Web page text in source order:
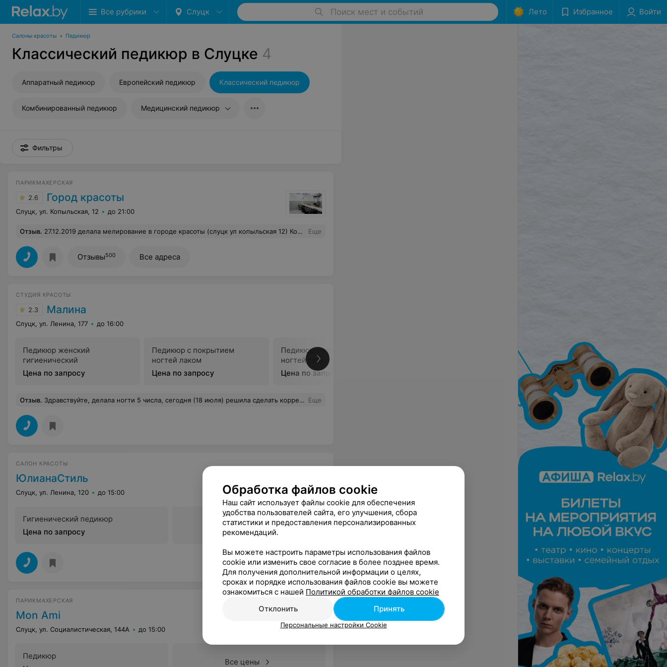
Все рубрики Слуцк Поиск мест и событий Лето Избранное Войти
Салоны красоты • Педикюр
Классический педикюр в Слуцке 4
Аппаратный педикюр Европейский педикюр Классический педикюр
Комбинированный педикюр Медицинский педикюр
Фильтры
ПАРИКМАХЕРСКАЯ
2.6 Город красоты
Слуцк, ул. Копыльская, 12 до 21:00
Отзыв. 27.12.2019 делала мелирование в городе красоты (слуцк ул копыльская 12) Когда записывалась попросила записать к опытному мастеру! "Опытным мастером" оказалась Анастасия. 3 часа она творила, и сотворила желто рыжие пряди, с высветленными промежутками от затекания красящего состава, между корней и переходом в ранее мелированые волосы. Испорченное настроение и выкинутые на ветер деньги вам обеспечены, у этого мастера! Еще
Отзывы500 Все адреса
СТУДИЯ КРАСОТЫ
2.3 Малина
Слуцк, ул. Ленина, 177 до 16:00
Педикюр женский
гигиенический
Цена по запросу
Педикюр с покрытием
ногтей лаком
Цена по запросу
Педикюр с покрытием
ногтей гель-лаком
Цена по запросу
Отзыв. Здравствуйте, делала ногти 5 числа, сегодня (18 июля) решила сделать коррекцию и получила большой сюрприз в виде явной желтизны на одном ногте из 3 после наращивания ногтей хорошо что сделали пару ногтей, а не все (предположительно грибок), жду ответа что с ногтем, как это произошло и что с этим делать! Да кстати когда записывалась пыталась записать на наращивание всех ногтей, а не на коррекцию и была замечательная фраза от мастера - хоть бы они все не отлетели. Но полное снятие так и не сделали. Еще
САЛОН КРАСОТЫ
ЮлианаСтиль
Слуцк, ул. Ленина, 120 до 15:00
Гигиенический педикюр
Цена по запросу
Все цены
ПАРИКМАХЕРСКАЯ
Mon Ami
Слуцк, ул. Социалистическая, 144A до 15:00
Педикюр
Все цены
Обработка файлов cookie
Наш сайт использует файлы cookie для обеспечения
удобства пользователей сайта, его улучшения, сбора
статистики и предоставления персонализированных
рекомендаций.
Вы можете настроить параметры использования файлов
cookie или изменить свое согласие в более позднее время.
Для получения дополнительной информации о целях,
сроках и порядке использования файлов cookie вы можете
ознакомиться с нашей Политикой обработки файлов cookie
Отклонить
Принять
Персональные настройки Cookie